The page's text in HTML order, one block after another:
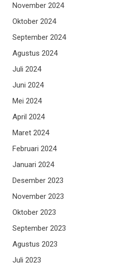
November 2024
Oktober 2024
September 2024
Agustus 2024
Juli 2024
Juni 2024
Mei 2024
April 2024
Maret 2024
Februari 2024
Januari 2024
Desember 2023
November 2023
Oktober 2023
September 2023
Agustus 2023
Juli 2023